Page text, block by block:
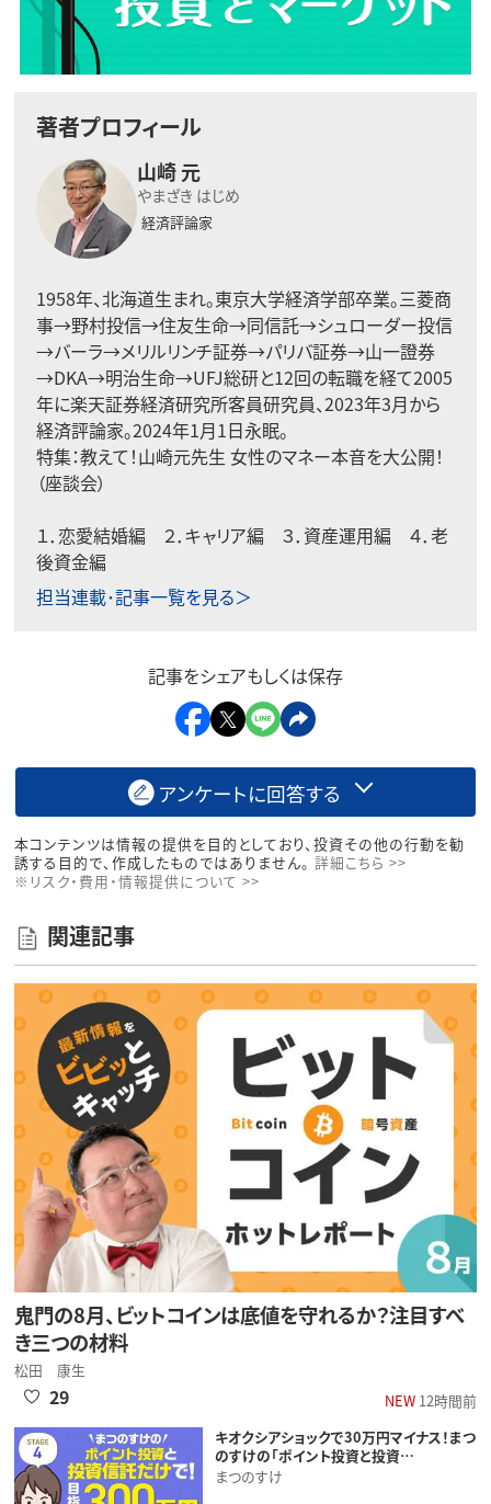
著者プロフィール
山崎 元
やまざき はじめ
経済評論家
1958年、北海道生まれ。東京大学経済学部卒業。三菱商
事→野村投信→住友生命→同信託→シュローダー投信
→バーラ→メリルリンチ証券→パリバ証券→山一證券
→DKA→明治生命→UFJ総研と12回の転職を経て2005
年に楽天証券経済研究所客員研究員、2023年3月から
経済評論家。2024年1月1日永眠。
特集：教えて！山崎元先生 女性のマネー本音を大公開！
（座談会）
１． 恋愛結婚編 ２．キャリア編 ３． 資産運用編 ４．老
後資金編
担当連載･記事一覧を見る＞
記事をシェアもしくは保存
アンケートに回答する
本コンテンツは情報の提供を目的としており、投資その他の行動を勧
誘する目的で、作成したものではありません。 詳細こちら >>
※リスク・費用・情報提供について >>
関連記事
鬼門の8月、ビットコインは底値を守れるか？注目すべ
き三つの材料
松田 康生
NEW12時間前
29
キオクシアショックで30万円マイナス！まつ
のすけの「ポイント投資と投資…
まつのすけ